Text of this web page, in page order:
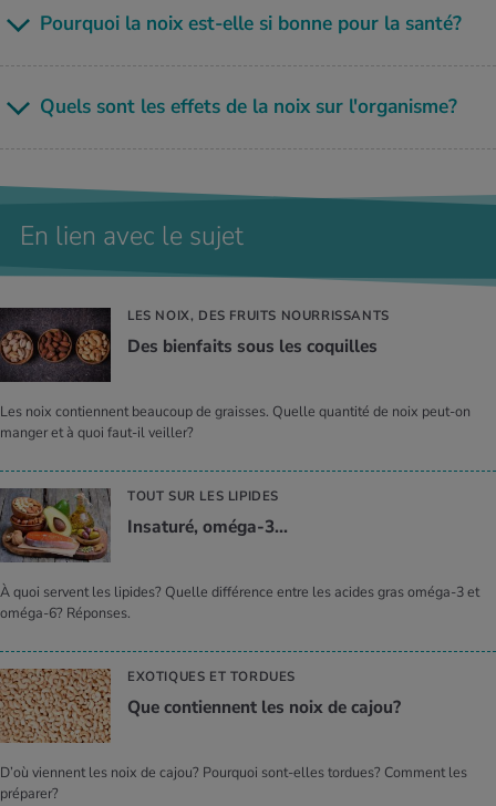
Pour­quoi la noix est-elle si bonne pour la santé?
Quels sont les effets de la noix sur l'or­ga­nisme?
En lien avec le sujet
LES NOIX, DES FRUITS NOURRISSANTS
Des bien­faits sous les coquilles
Les noix contiennent beaucoup de graisses. Quelle quantité de noix peut-on
manger et à quoi faut-il veiller?
TOUT SUR LES LIPIDES
Insa­turé, oméga-3...
À quoi servent les lipides? Quelle différence entre les acides gras oméga-3 et
oméga-6? Réponses.
EXOTIQUES ET TORDUES
Que contiennent les noix de cajou?
D’où viennent les noix de cajou? Pourquoi sont-elles tordues? Comment les
préparer?